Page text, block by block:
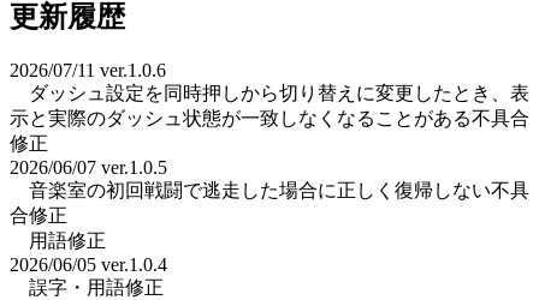
更新履歴
2026/07/11 ver.1.0.6
ダッシュ設定を同時押しから切り替えに変更したとき、表
示と実際のダッシュ状態が一致しなくなることがある不具合
修正
2026/06/07 ver.1.0.5
音楽室の初回戦闘で逃走した場合に正しく復帰しない不具
合修正
用語修正
2026/06/05 ver.1.0.4
誤字・用語修正